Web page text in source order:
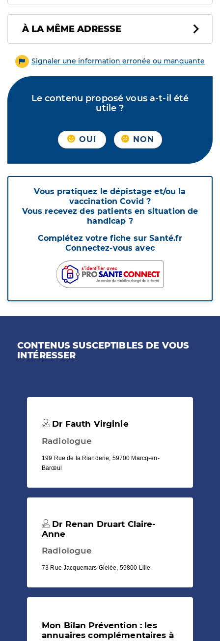
À LA MÊME ADRESSE
Signaler une information erronée ou manquante
Le contenu proposé vous a-t-il été
utile ?
OUI NON
Vous pratiquez le dépistage et/ou la
vaccination Covid ?
Vous recevez des patients en situation de
handicap ?
Complétez votre fiche sur Santé.fr
Connectez-vous avec
CONTENUS SUSCEPTIBLES DE VOUS
INTÉRESSER
Dr Fauth Virginie
Radiologue
199 Rue de la Rianderie, 59700 Marcq-en-
Barœul
Dr Renan Druart Claire-
Anne
Radiologue
73 Rue Jacquemars Gielée, 59800 Lille
Mon Bilan Prévention : les
annuaires complémentaires à